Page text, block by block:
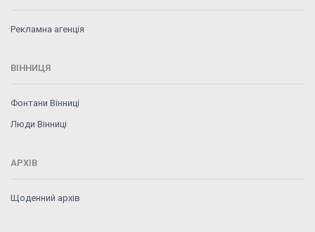
Рекламна агенція
ВІННИЦЯ
Фонтани Вінниці
Люди Вінниці
АРХІВ
Щоденний архів